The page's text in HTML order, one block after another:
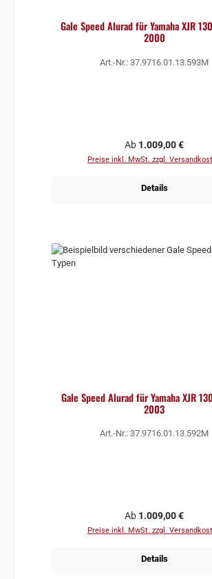
Gale Speed Alurad für Yamaha XJR
2000
Art.-Nr.: 37.9716.01.13.593M
Regulärer Preis:
Ab 1.009,00 €
Preise inkl. MwSt. zzgl.
Details
Gale Speed Alurad für Yamaha XJR
2003
Art.-Nr.: 37.9716.01.13.592M
Regulärer Preis:
Ab 1.009,00 €
Preise inkl. MwSt. zzgl.
Details